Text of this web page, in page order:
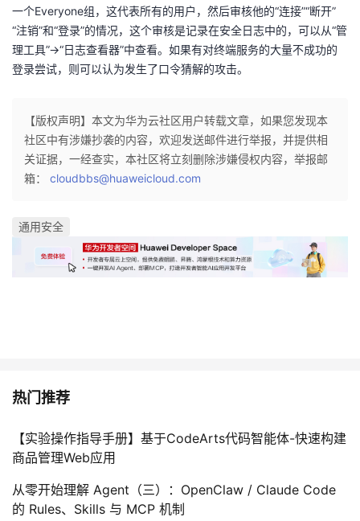
一个Everyone组，这代表所有的用户，然后审核他的“连接”“断开”
“注销”和“登录”的情况，这个审核是记录在安全日志中的，可以从“管
理工具”→“日志查看器”中查看。如果有对终端服务的大量不成功的
登录尝试，则可以认为发生了口令猜解的攻击。
【版权声明】本文为华为云社区用户转载文章，如果您发现本
社区中有涉嫌抄袭的内容，欢迎发送邮件进行举报，并提供相
关证据，一经查实，本社区将立刻删除涉嫌侵权内容，举报邮
箱： cloudbbs@huaweicloud.com
通用安全
热门推荐
【实验操作指导手册】基于CodeArts代码智能体-快速构建
商品管理Web应用
从零开始理解 Agent（三）：OpenClaw / Claude Code
的 Rules、Skills 与 MCP 机制